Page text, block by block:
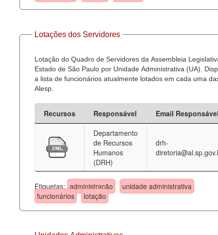
Lotações dos Servidores
Lotação do Quadro de Servidores da Assembleia
Estado de São Paulo por Unidade Administrativa (UA).
a lista de funcionários atualmente lotados em cada uma
Alesp.
Recursos Responsável
Email
Departamento
de Recursos
Humanos
(DRH)
drh-
Etiquetas: administração
unidade administrativa
funcionários
lotação